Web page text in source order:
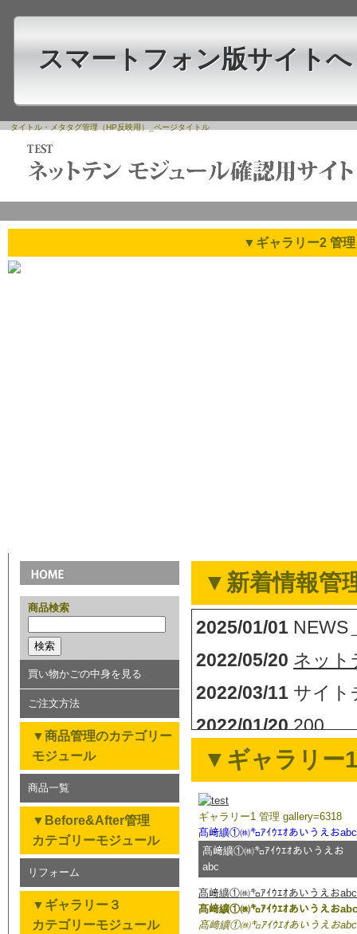
スマートフォン版サイトへ
タイトル・メタタグ管理（HP反映用）_ページタイトル
▼ギャラリー2 管
▼新着情報管
2025/01/01 NEWS
2022/05/20 ネット
2022/03/11 サイト
2022/01/20200
2021/12/04ネット
2021/04/27
2021/04/24社内IP
2021/01/15確認テ
2020/09/29テスト
2020/08/25
▼ギャラリー
ギャラリー1 管理 gallery=6318
髙﨑纊①㈱㌔ｱｲｳｴｵあいうえおabc
髙﨑纊①㈱㌔ｱｲｳｴｵあいうえお
abc
髙﨑纊①㈱㌔ｱｲｳｴｵあいうえおabc
髙﨑纊①㈱㌔ｱｲｳｴｵあいうえおabc
髙﨑纊①㈱㌔ｱｲｳｴｵあいうえおabc
商品検索
買い物かごの中身を見る
ご注文方法
▼商品管理のカテゴリー
モジュール
商品一覧
▼Before&After管理
カテゴリーモジュール
リフォーム
▼ギャラリー３
カテゴリーモジュール